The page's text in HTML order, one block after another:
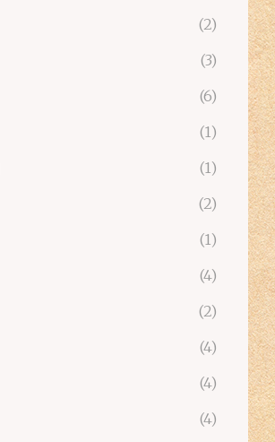
(2)
(3)
(6)
(1)
(1)
(2)
(1)
(4)
(2)
(4)
(4)
(4)